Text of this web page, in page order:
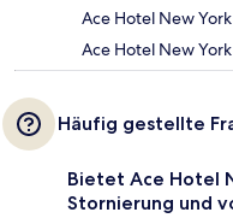
Ace Hotel New
Ace Hotel New
Häufig gestellte
Bietet Ace Hotel
Stornierung und